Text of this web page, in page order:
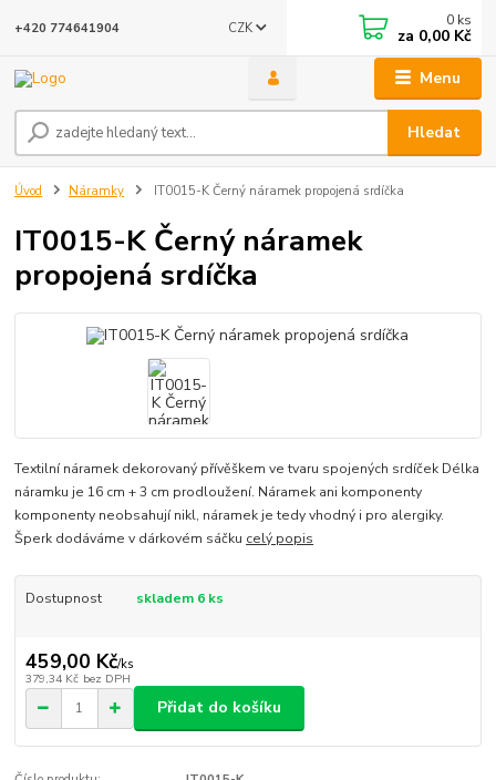
Menu
CZK
Hledat
+420 774641904 0 ks
za 0,00 Kč
Úvod Náramky IT0015-K Černý náramek propojená srdíčka
IT0015-K Černý náramek
propojená srdíčka
Textilní náramek dekorovaný přívěškem ve tvaru spojených srdíček Délka
náramku je 16 cm + 3 cm prodloužení. Náramek ani komponenty
komponenty neobsahují nikl, náramek je tedy vhodný i pro alergiky.
Šperk dodáváme v dárkovém sáčku celý popis
Dostupnost skladem 6 ks
459,00 Kč/ks
379,34 Kč bez DPH
Přidat do košíku